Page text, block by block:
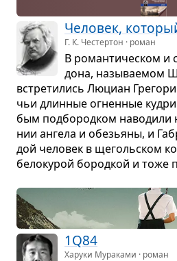
Чело­век,
Г. К. Честертон · роман
В роман­ти­че­ском и
дона, назы­ва­е­мом
встре­ти­лись Люциан
чьи длин­ные огнен­ные
бым под­бо­род­ком наво­дили
нии ангела и обе­зьяны, и
дой чело­век в щеголь­ском
бело­ку­рой бород­кой и тоже
1Q84
Харуки Мураками · роман